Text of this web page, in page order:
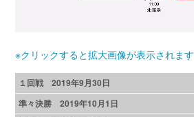
※クリックすると拡大画像が表示されます
１回戦 2019年9月30日
準々決勝 2019年10月1日